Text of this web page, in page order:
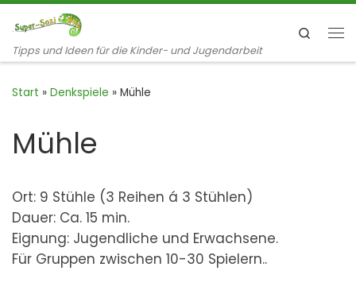
Zum Inhalt springen
Tipps und Ideen für die Kinder- und Jugendarbeit
Search
Start » Denkspiele » Mühle
Mühle
Ort: 9 Stühle (3 Reihen á 3 Stühlen)
Dauer: Ca. 15 min.
Eignung: Jugendliche und Erwachsene.
Für Gruppen zwischen 10-30 Spielern..